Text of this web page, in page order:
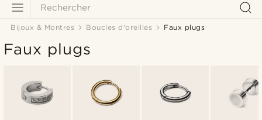
Rechercher
Bijoux & Montres Boucles d'oreilles Faux plugs
Faux plugs